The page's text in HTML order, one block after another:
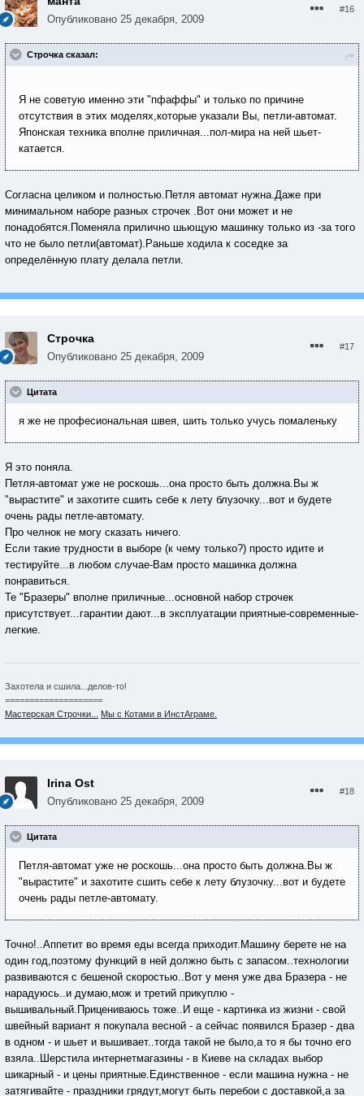
Опубликовано 25 декабря, 2009
#16
Строчка сказал:
Я не советую именно эти "пфаффы" и только по причине
отсутствия в этих моделях,которые указали Вы, петли-автомат.
Японская техника вполне приличная...пол-мира на ней шьет-
катается.
Согласна целиком и полностью.Петля автомат нужна.Даже при
минимальном наборе разных строчек .Вот они может и не
понадобятся.Поменяла прилично шьющую машинку только из -за того
что не было петли(автомат).Раньше ходила к соседке за
определённую плату делала петли.
Строчка
Опубликовано 25 декабря, 2009
#17
Цитата
я же не професиональная швея, шить только учусь помаленьку
Я это поняла.
Петля-автомат уже не роскошь...она просто быть должна.Вы ж
"вырастите" и захотите сшить себе к лету блузочку...вот и будете
очень рады петле-автомату.
Про челнок не могу сказать ничего.
Если такие трудности в выборе (к чему только?) просто идите и
тестируйте...в любом случае-Вам просто машинка должна
понравиться.
Те "Бразеры" вполне приличные...основной набор строчек
присутствует...гарантии дают...в эксплуатации приятные-современные-
легкие.
Захотела и сшила...делов-то!
====================
Мастерская Строчки...
Мы с Котами в ИнстАграме.
Irina Ost
Опубликовано 25 декабря, 2009
#18
Цитата
Петля-автомат уже не роскошь...она просто быть должна.Вы ж
"вырастите" и захотите сшить себе к лету блузочку...вот и будете
очень рады петле-автомату.
Точно!..Аппетит во время еды всегда приходит.Машину берете не на
один год,поэтому функций в ней должно быть с запасом..технологии
развиваются с бешеной скоростью..Вот у меня уже два Бразера - не
нарадуюсь..и думаю,мож и третий прикуплю -
вышивальный.Прицениваюсь тоже..И еще - картинка из жизни - свой
швейный вариант я покупала весной - а сейчас появился Бразер - два
в одном - и шьет и вышивает..тогда такой не было,а то я бы точно его
взяла..Шерстила интернетмагазины - в Киеве на складах выбор
шикарный - и цены приятные.Единственное - если машина нужна - не
затягивайте - праздники грядут,могут быть перебои с доставкой,а за